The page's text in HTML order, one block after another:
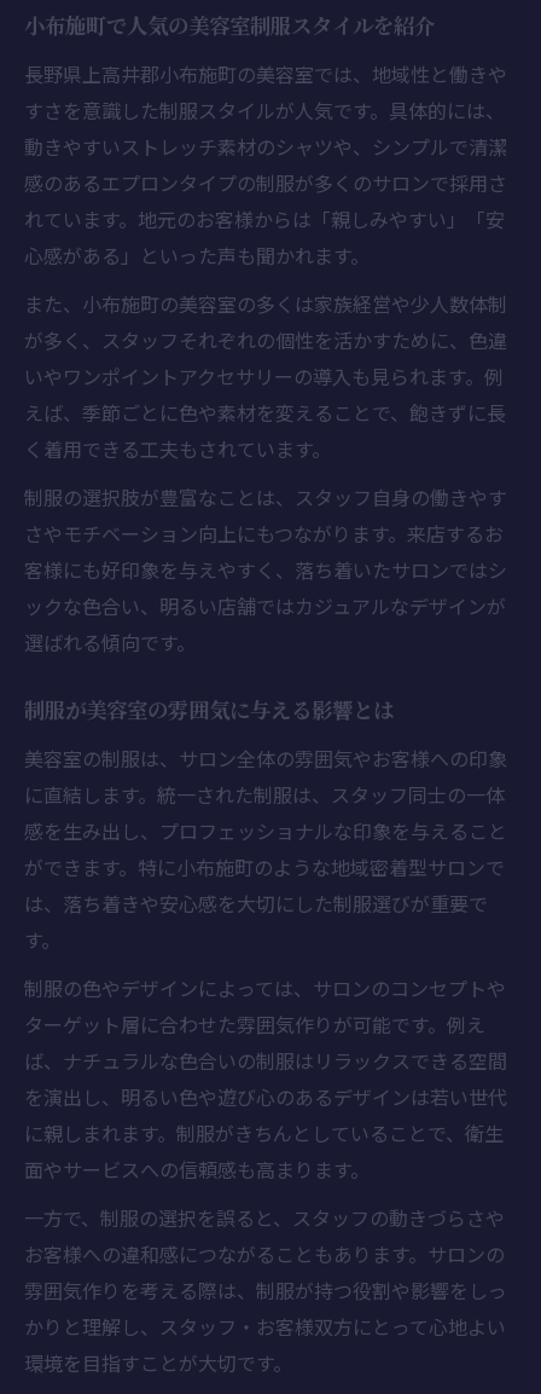
地元美容室で制服が生む安心感と信頼感
美容室制服が地域密着のサービスに貢献
スタッフ同士の絆を深める美容室制服の役
割
美容室制服が地域のお客様に与える印象
自分に合う美容室制服選びの実践的ヒント
自分に合う美容室制服を選ぶポイントとは
働く環境別に考える美容室制服の選び方
美容室制服で自分らしさを表現する方法
美容室スタッフが伝える制服選びの体験談
小布施町で人気の美容室制服スタイルを紹介
長野県上高井郡小布施町の美容室では、地域性と働きや
すさを意識した制服スタイルが人気です。具体的には、
動きやすいストレッチ素材のシャツや、シンプルで清潔
感のあるエプロンタイプの制服が多くのサロンで採用さ
れています。地元のお客様からは「親しみやすい」「安
心感がある」といった声も聞かれます。
また、小布施町の美容室の多くは家族経営や少人数体制
が多く、スタッフそれぞれの個性を活かすために、色違
いやワンポイントアクセサリーの導入も見られます。例
えば、季節ごとに色や素材を変えることで、飽きずに長
く着用できる工夫もされています。
制服の選択肢が豊富なことは、スタッフ自身の働きやす
さやモチベーション向上にもつながります。来店するお
客様にも好印象を与えやすく、落ち着いたサロンではシ
ックな色合い、明るい店舗ではカジュアルなデザインが
選ばれる傾向です。
制服が美容室の雰囲気に与える影響とは
美容室の制服は、サロン全体の雰囲気やお客様への印象
に直結します。統一された制服は、スタッフ同士の一体
感を生み出し、プロフェッショナルな印象を与えること
ができます。特に小布施町のような地域密着型サロンで
は、落ち着きや安心感を大切にした制服選びが重要で
す。
制服の色やデザインによっては、サロンのコンセプトや
ターゲット層に合わせた雰囲気作りが可能です。例え
ば、ナチュラルな色合いの制服はリラックスできる空間
を演出し、明るい色や遊び心のあるデザインは若い世代
に親しまれます。制服がきちんとしていることで、衛生
面やサービスへの信頼感も高まります。
一方で、制服の選択を誤ると、スタッフの動きづらさや
お客様への違和感につながることもあります。サロンの
雰囲気作りを考える際は、制服が持つ役割や影響をしっ
かりと理解し、スタッフ・お客様双方にとって心地よい
環境を目指すことが大切です。